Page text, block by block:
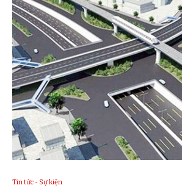
Tin tức - Sự kiện